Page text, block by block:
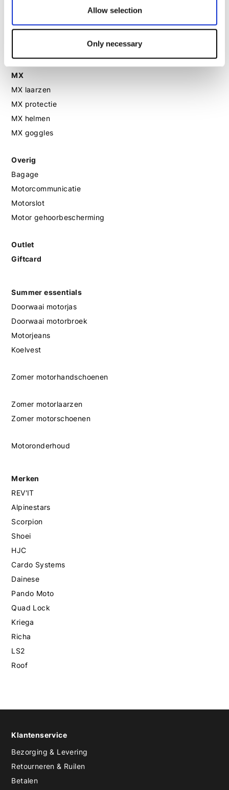
Allow selection
Only necessary
Motorlaarzen dames
Motorschoenen dames
MX
MX laarzen
MX protectie
MX helmen
MX goggles
Overig
Bagage
Motorcommunicatie
Motorslot
Motor gehoorbescherming
Outlet
Giftcard
Summer essentials
Doorwaai motorjas
Doorwaai motorbroek
Motorjeans
Koelvest
Zomer motorhandschoenen
Zomer motorlaarzen
Zomer motorschoenen
Motoronderhoud
Merken
REV'IT
Alpinestars
Scorpion
Shoei
HJC
Cardo Systems
Dainese
Pando Moto
Quad Lock
Kriega
Richa
LS2
Roof
Klantenservice
Bezorging & Levering
Retourneren & Ruilen
Betalen